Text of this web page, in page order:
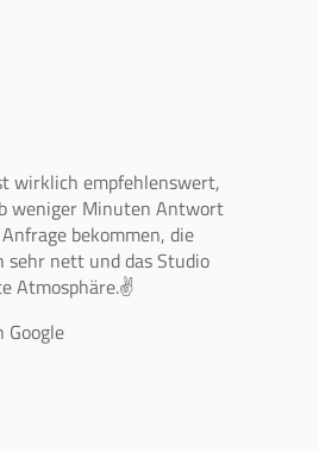
wirklich empfehlenswert,
weniger Minuten Antwort
bekommen, die
nett und das Studio
Atmosphäre.✌